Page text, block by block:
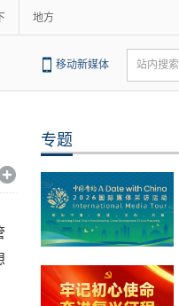
地方
移动新媒体 站内搜索
专题